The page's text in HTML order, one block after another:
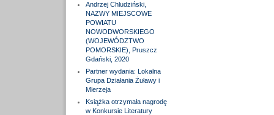
Andrzej Chludziński,
NAZWY MIEJSCOWE
POWIATU
NOWODWORSKIEGO
(WOJEWÓDZTWO
POMORSKIE), Pruszcz
Gdański, 2020
Partner wydania: Lokalna
Grupa Działania Żuławy i
Mierzeja
Książka otrzymała nagrodę
w Konkursie Literatury